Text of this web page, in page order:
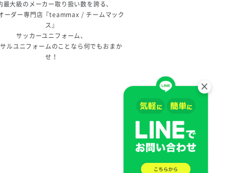
最大級のメーカー取り扱い数を誇る、
ーダー専門店『teammax / チームマック
ス』
サッカーユニフォーム、
ルユニフォームのことなら何でもおまか
せ！
×